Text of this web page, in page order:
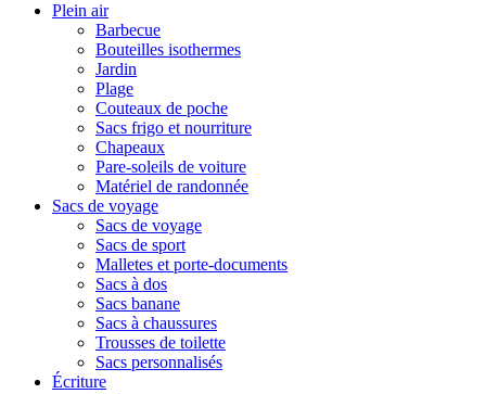
Plein air
Barbecue
Bouteilles isothermes
Jardin
Plage
Couteaux de poche
Sacs frigo et nourriture
Chapeaux
Pare-soleils de voiture
Matériel de randonnée
Sacs de voyage
Sacs de voyage
Sacs de sport
Malletes et porte-documents
Sacs à dos
Sacs banane
Sacs à chaussures
Trousses de toilette
Sacs personnalisés
Écriture